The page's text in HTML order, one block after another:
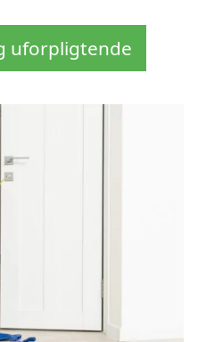
uforpligtende